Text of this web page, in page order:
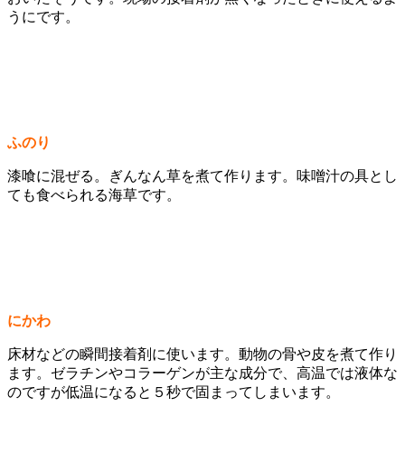
うにです。
ふのり
漆喰に混ぜる。ぎんなん草を煮て作ります。味噌汁の具とし
ても食べられる海草です。
にかわ
床材などの瞬間接着剤に使います。動物の骨や皮を煮て作り
ます。ゼラチンやコラーゲンが主な成分で、高温では液体な
のですが低温になると５秒で固まってしまいます。